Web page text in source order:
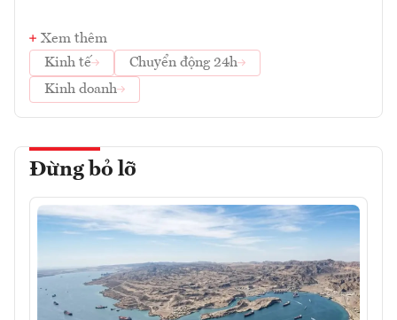
Xem thêm
Kinh tế
Chuyển động 24h
Kinh doanh
Đừng bỏ lỡ